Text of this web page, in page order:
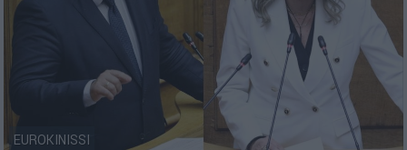
EUROKINISSI